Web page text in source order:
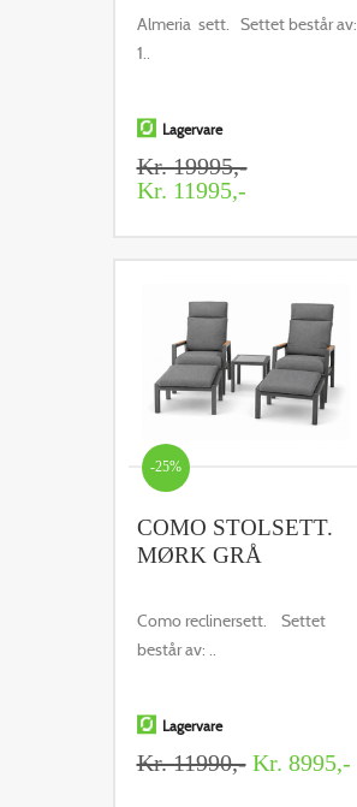
Almeria sett. Settet består av:
1..
Lagervare
Kr. 19995,-
Kr. 11995,-
-25%
COMO STOLSETT.
MØRK GRÅ
Como reclinersett. Settet
består av: ..
Lagervare
Kr. 11990,-Kr. 8995,-